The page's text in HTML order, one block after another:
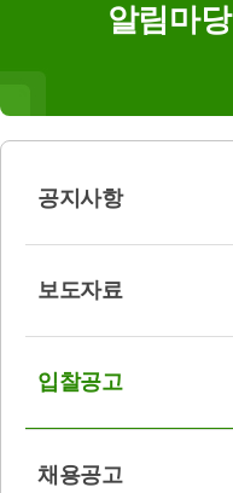
알림마당
공지사항
보도자료
입찰공고
채용공고